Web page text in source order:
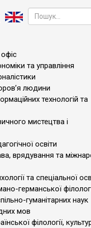
та управління
людини
технологій та
мистецтва і
освіти
врядування та
та спеціальної
германської
гуманітарних наук
мов
філології,